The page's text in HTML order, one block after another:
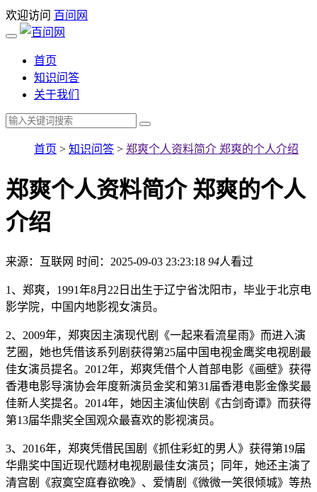
欢迎访问 百问网
首页
知识问答
关于我们
首页 > 知识问答 > 郑爽个人资料简介 郑爽的个人介绍
郑爽个人资料简介 郑爽的个人
介绍
来源：互联网 时间：2025-09-03 23:23:18 94人看过
1、郑爽，1991年8月22日出生于辽宁省沈阳市，毕业于北京电
影学院，中国内地影视女演员。
2、2009年，郑爽因主演现代剧《一起来看流星雨》而进入演
艺圈，她也凭借该系列剧获得第25届中国电视金鹰奖电视剧最
佳女演员提名。2012年，郑爽凭借个人首部电影《画壁》获得
香港电影导演协会年度新演员金奖和第31届香港电影金像奖最
佳新人奖提名。2014年，她因主演仙侠剧《古剑奇谭》而获得
第13届华鼎奖全国观众最喜欢的影视演员。
3、2016年，郑爽凭借民国剧《抓住彩虹的男人》获得第19届
华鼎奖中国近现代题材电视剧最佳女演员；同年，她还主演了
清宫剧《寂寞空庭春欲晚》、爱情剧《微微一笑很倾城》等热